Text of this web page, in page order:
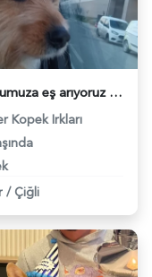
Oğlumuza eş arıyoruz - 118974706
Kopek Irkları
/ Çiğli